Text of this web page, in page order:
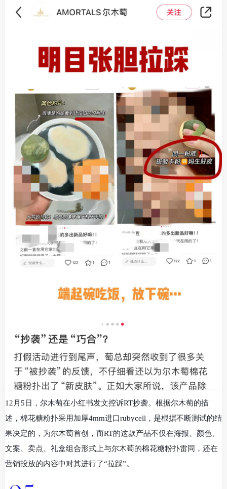
12月5日，尔木萄在小红书发文控诉RT抄袭。根据尔木萄的描
述，棉花糖粉扑采用加厚4mm进口rubycell，是根据不断测试的结
果决定的，为尔木萄首创，而RT的这款产品不仅在海报、颜色、
文案、卖点、礼盒组合形式上与尔木萄的棉花糖粉扑雷同，还在
营销投放的内容中对其进行了“拉踩”。